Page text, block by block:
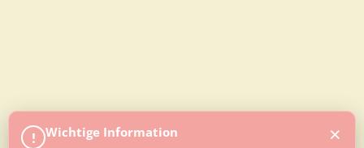
! Wichtige Information ×